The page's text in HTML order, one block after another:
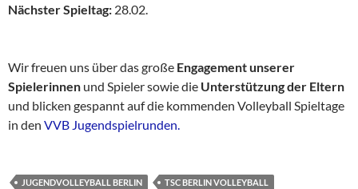
Nächster Spieltag: 28.02.
Wir freuen uns über das große Engagement unserer
Spielerinnen und Spieler sowie die Unterstützung der Eltern
und blicken gespannt auf die kommenden Volleyball Spieltage
in den VVB Jugendspielrunden.
JUGENDVOLLEYBALL BERLIN
TSC BERLIN VOLLEYBALL